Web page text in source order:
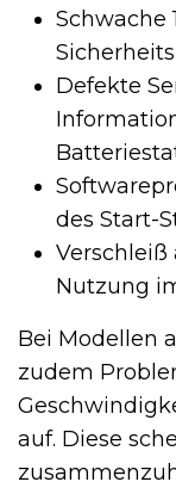
Schwache
Defekte
des Start-
Verschleiß
Nutzung
Bei Modellen
zudem
auf. Diese